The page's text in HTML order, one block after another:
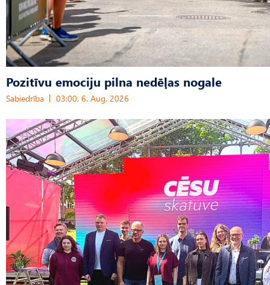
Pozitīvu emociju pilna nedēļas nogale
Sabiedrība 03:00, 6. Aug, 2026